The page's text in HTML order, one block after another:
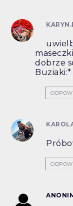
dobrze
Buziaki:*